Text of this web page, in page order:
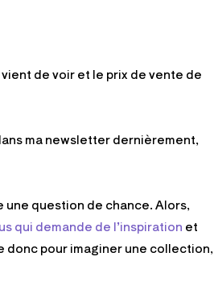
de voir et le prix de vente de
ma newsletter dernièrement,
une question de chance. Alors,
qui demande de l’inspiration et
donc pour imaginer une collection,